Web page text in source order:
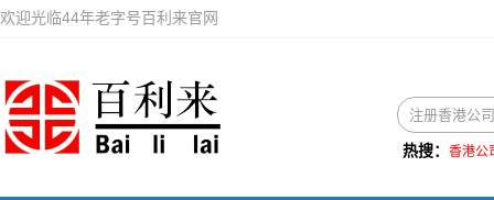
欢迎光临44年老字号百利来官网
热搜： 香港公